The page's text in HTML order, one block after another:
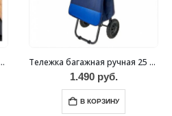
30 кг + Подарок! Тележка багажная ручная 25 кг DT-20 синяя
1.490руб.
В КОРЗИНУ